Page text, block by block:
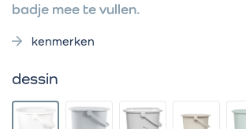
badje mee te vullen.
kenmerken
dessin